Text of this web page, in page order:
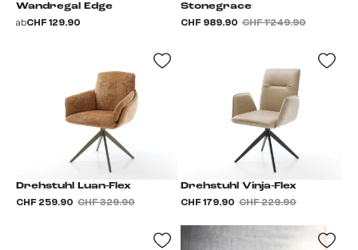
Wandregal Edge
abCHF 129.90
Stonegrace
CHF 989.90 CHF 1’249.90
Drehstuhl Luan-Flex
CHF 259.90 CHF 329.90
Drehstuhl Vinja-Flex
CHF 179.90 CHF 229.90